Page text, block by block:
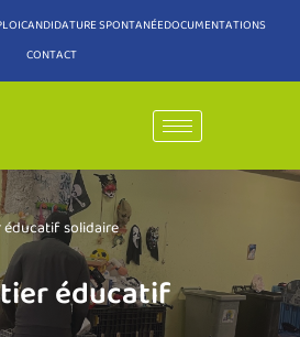
CANDIDATURE SPONTANÉEDOCUMENTATIONS
CONTACT
éducatif solidaire
éducatif